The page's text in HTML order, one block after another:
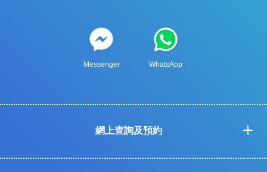
Messenger WhatsApp
網上查詢及預約